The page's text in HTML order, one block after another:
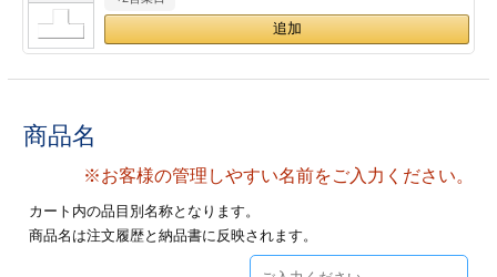
ード印刷
印刷
形マル型
印刷
名刺印刷
商品名
※お客様の管理しやすい名前をご入力ください。
カート内の品目別名称となります。
商品名は注文履歴と納品書に反映されます。